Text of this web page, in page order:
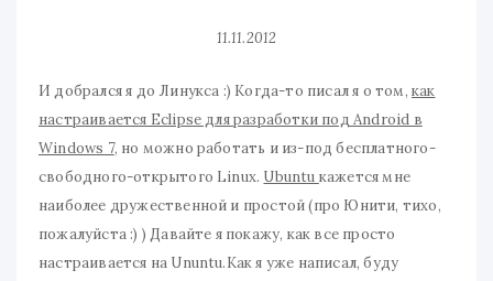
11.11.2012
И добрался я до Линукса :) Когда-то писал я о том, как
настраивается Eclipse для разработки под Android в
Windows 7, но можно работать и из-под бесплатного-
свободного-открытого Linux. Ubuntu кажется мне
наиболее дружественной и простой (про Юнити, тихо,
пожалуйста :) ) Давайте я покажу, как все просто
настраивается на Ununtu.Как я уже написал, буду